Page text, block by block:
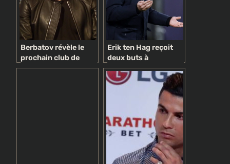
Berbatov révèle le
prochain club de
Cavani, dit Ronaldo
Erik ten Hag reçoit
deux buts à
Manchester United